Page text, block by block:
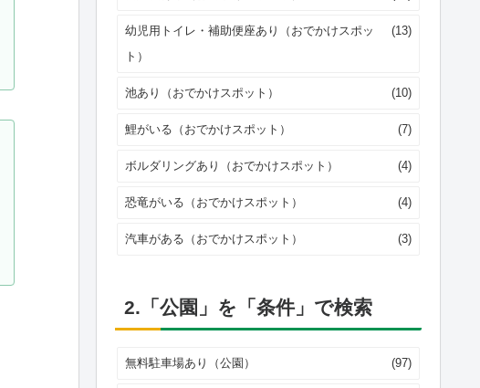
幼児用トイレ・補助便座あり（おでかけスポッ
ト）
(13)
池あり（おでかけスポット） (10)
鯉がいる（おでかけスポット） (7)
ボルダリングあり（おでかけスポット） (4)
恐竜がいる（おでかけスポット） (4)
汽車がある（おでかけスポット） (3)
2.「公園」を「条件」で検索
無料駐車場あり（公園） (97)